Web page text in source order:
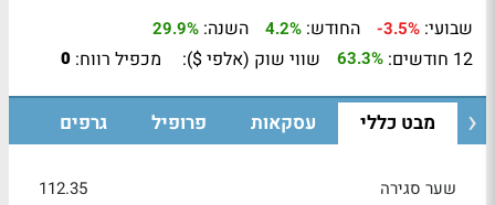
שבועי: -3.5% החודש: 4.2% השנה: 29.9%
12 חודשים: 63.3% שווי שוק (אלפי $): מכפיל רווח: 0
מבט כללי עסקאות פרופיל גרפים
שער סגירה
112.35